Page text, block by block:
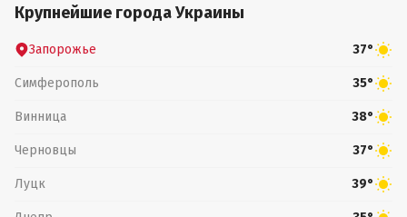
Крупнейшие города Украины
Запорожье 37°
Симферополь 35°
Винница 38°
Черновцы 37°
Луцк 39°